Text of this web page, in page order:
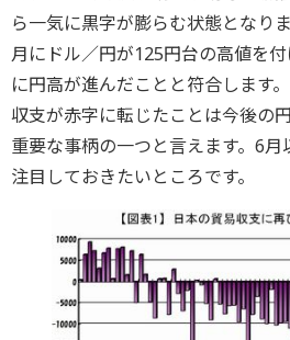
ら一気に黒字が膨らむ状態となり
月にドル／円が125円台の高値を
に円高が進んだことと符合します
収支が赤字に転じたことは今後の
重要な事柄の一つと言えます。6
注目しておきたいところです。